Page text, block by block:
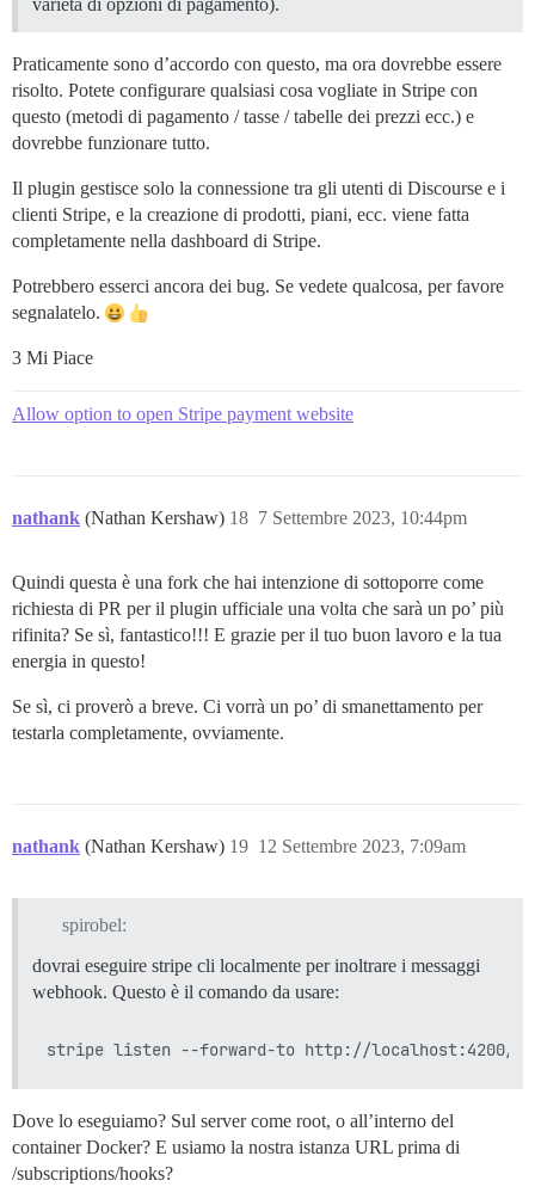
Praticamente sono d’accordo con questo, ma ora dovrebbe essere
risolto. Potete configurare qualsiasi cosa vogliate in Stripe con
questo (metodi di pagamento / tasse / tabelle dei prezzi ecc.) e
dovrebbe funzionare tutto.
Il plugin gestisce solo la connessione tra gli utenti di Discourse e i
clienti Stripe, e la creazione di prodotti, piani, ecc. viene fatta
completamente nella dashboard di Stripe.
Potrebbero esserci ancora dei bug. Se vedete qualcosa, per favore
segnalatelo.
3 Mi Piace
Allow option to open Stripe payment website
nathank (Nathan Kershaw) 7 Settembre 2023, 10:44pm
18
Quindi questa è una fork che hai intenzione di sottoporre come
richiesta di PR per il plugin ufficiale una volta che sarà un po’ più
rifinita? Se sì, fantastico!!! E grazie per il tuo buon lavoro e la tua
energia in questo!
Se sì, ci proverò a breve. Ci vorrà un po’ di smanettamento per
testarla completamente, ovviamente.
nathank (Nathan Kershaw) 12 Settembre 2023, 7:09am
19
spirobel:
dovrai eseguire stripe cli localmente per inoltrare i messaggi
webhook. Questo è il comando da usare:
Dove lo eseguiamo? Sul server come root, o all’interno del
container Docker? E usiamo la nostra istanza URL prima di
/subscriptions/hooks?